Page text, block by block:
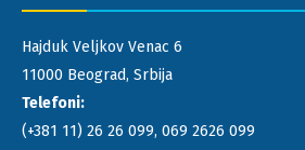
Hajduk Veljkov Venac 6
11000 Beograd, Srbija
Telefoni:
(+381 11) 26 26 099, 069 2626 099